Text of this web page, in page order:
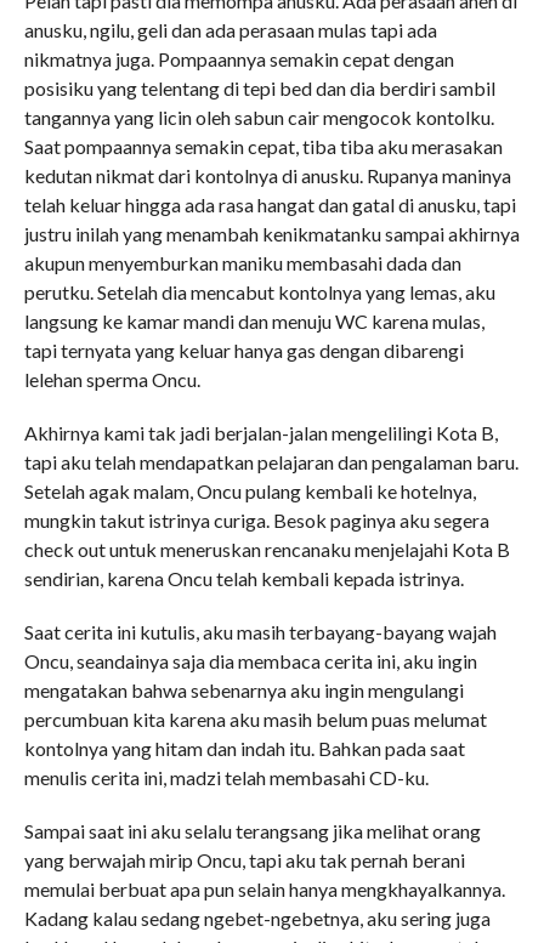
anusku, ngilu, geli dan ada perasaan mulas tapi ada
nikmatnya juga. Pompaannya semakin cepat dengan
posisiku yang telentang di tepi bed dan dia berdiri sambil
tangannya yang licin oleh sabun cair mengocok kontolku.
Saat pompaannya semakin cepat, tiba tiba aku merasakan
kedutan nikmat dari kontolnya di anusku. Rupanya maninya
telah keluar hingga ada rasa hangat dan gatal di anusku, tapi
justru inilah yang menambah kenikmatanku sampai akhirnya
akupun menyemburkan maniku membasahi dada dan
perutku. Setelah dia mencabut kontolnya yang lemas, aku
langsung ke kamar mandi dan menuju WC karena mulas,
tapi ternyata yang keluar hanya gas dengan dibarengi
lelehan sperma Oncu.
Akhirnya kami tak jadi berjalan-jalan mengelilingi Kota B,
tapi aku telah mendapatkan pelajaran dan pengalaman baru.
Setelah agak malam, Oncu pulang kembali ke hotelnya,
mungkin takut istrinya curiga. Besok paginya aku segera
check out untuk meneruskan rencanaku menjelajahi Kota B
sendirian, karena Oncu telah kembali kepada istrinya.
Saat cerita ini kutulis, aku masih terbayang-bayang wajah
Oncu, seandainya saja dia membaca cerita ini, aku ingin
mengatakan bahwa sebenarnya aku ingin mengulangi
percumbuan kita karena aku masih belum puas melumat
kontolnya yang hitam dan indah itu. Bahkan pada saat
menulis cerita ini, madzi telah membasahi CD-ku.
Sampai saat ini aku selalu terangsang jika melihat orang
yang berwajah mirip Oncu, tapi aku tak pernah berani
memulai berbuat apa pun selain hanya mengkhayalkannya.
Kadang kalau sedang ngebet-ngebetnya, aku sering juga